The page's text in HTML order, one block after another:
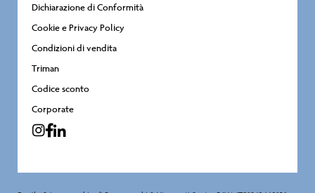
Dichiarazione di Conformità
Cookie e Privacy Policy
Condizioni di vendita
Triman
Codice sconto
Corporate